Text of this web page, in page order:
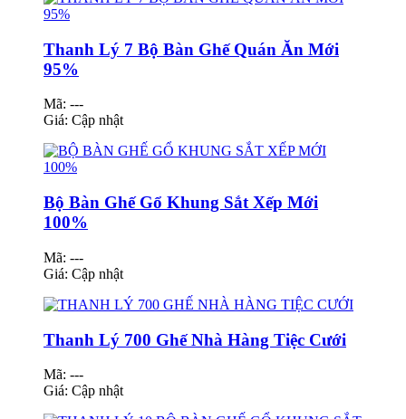
Thanh Lý 7 Bộ Bàn Ghế Quán Ăn Mới
95%
Mã: ---
Giá: Cập nhật
Bộ Bàn Ghế Gổ Khung Sắt Xếp Mới
100%
Mã: ---
Giá: Cập nhật
Thanh Lý 700 Ghế Nhà Hàng Tiệc Cưới
Mã: ---
Giá: Cập nhật